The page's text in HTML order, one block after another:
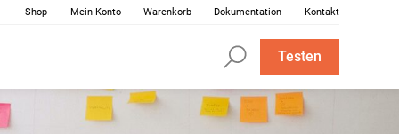
Shop Mein Konto Warenkorb Dokumentation Kontakt
Testen